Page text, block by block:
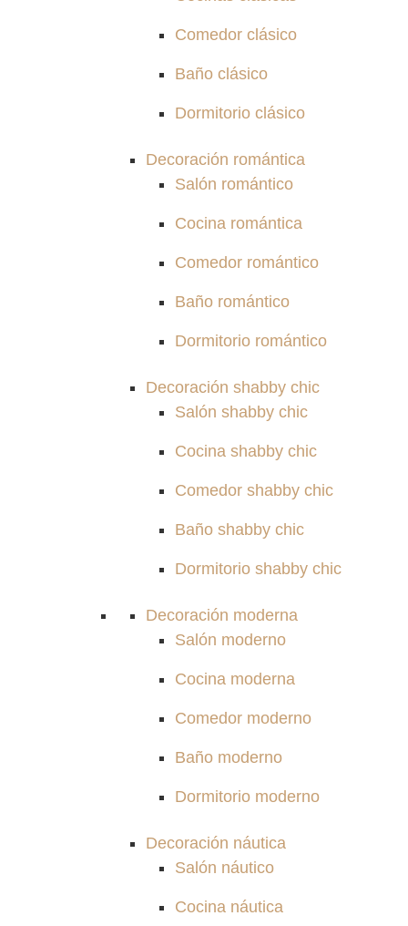
Comedor clásico
Baño clásico
Dormitorio clásico
Decoración romántica
Salón romántico
Cocina romántica
Comedor romántico
Baño romántico
Dormitorio romántico
Decoración shabby chic
Salón shabby chic
Cocina shabby chic
Comedor shabby chic
Baño shabby chic
Dormitorio shabby chic
Decoración moderna
Salón moderno
Cocina moderna
Comedor moderno
Baño moderno
Dormitorio moderno
Decoración náutica
Salón náutico
Cocina náutica